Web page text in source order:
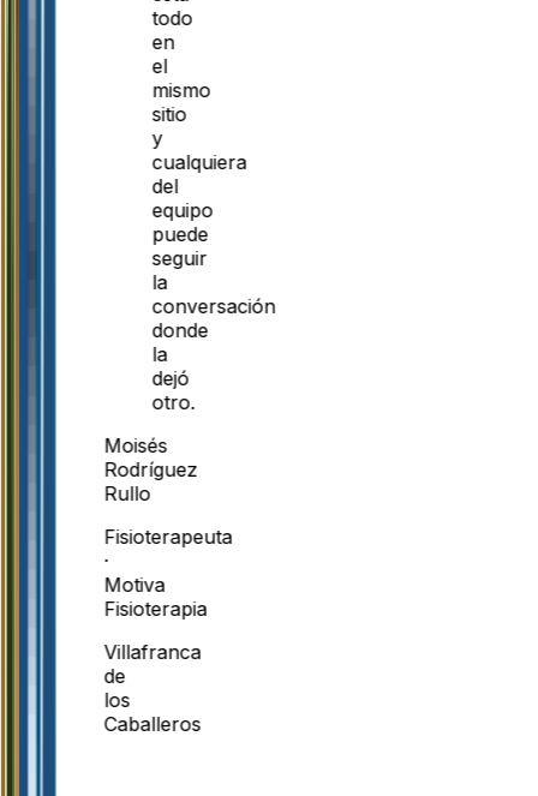
todo
en
el
mismo
sitio
y
cualquiera
del
equipo
puede
seguir
la
conversación
donde
la
dejó
otro.
Moisés
Rodríguez
Rullo
Fisioterapeuta
·
Motiva
Fisioterapia
Villafranca
de
los
Caballeros